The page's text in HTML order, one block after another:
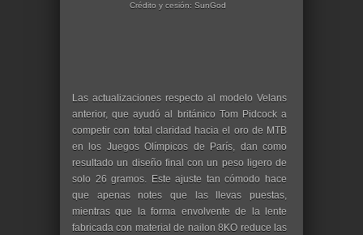
Crédito y cesión: SunGod
Las actualizaciones respecto al modelo Velans
anterior, que ayudó al británico Tom Pidcock a
competir con total claridad hacia el oro de MTB
en los Juegos Olímpicos de París, dan como
resultado un diseño final con un peso ligero de
solo 26 gramos. Este ajuste tan cómodo hace
que apenas notes que las llevas puestas,
mientras que la forma envolvente de la lente
fabricada con material de nailon 8KO reduce las